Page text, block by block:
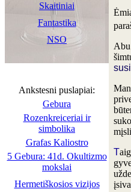
Skaitiniai
Fantastika
NSO
Ankstesni puslapiai:
Gebura
Rozenkreiceriai ir
simbolika
Grafas Kaliostro
5 Gebura: 41d. Okultizmo
mokslai
Hermetiškosios vizijos
T